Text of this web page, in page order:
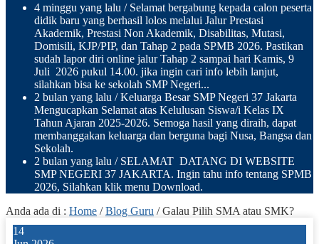
4 minggu yang lalu / Selamat bergabung kepada calon peserta
didik baru yang berhasil lolos melalui Jalur Prestasi
Akademik, Prestasi Non Akademik, Disabilitas, Mutasi,
Domisili, KJP/PIP, dan Tahap 2 pada SPMB 2026. Pastikan
sudah lapor diri online jalur Tahap 2 sampai hari Kamis, 9
Juli 2026 pukul 14.00. jika ingin cari info lebih lanjut,
silahkan bisa ke sekolah SMP Negeri...
2 bulan yang lalu / Keluarga Besar SMP Negeri 37 Jakarta
Mengucapkan Selamat atas Kelulusan Siswa/i Kelas IX
Tahun Ajaran 2025-2026. Semoga hasil yang diraih, dapat
membanggakan keluarga dan berguna bagi Nusa, Bangsa dan
Sekolah.
2 bulan yang lalu / SELAMAT DATANG DI WEBSITE
SMP NEGERI 37 JAKARTA. Ingin tahu info tentang SPMB
2026, Silahkan klik menu Download.
Anda ada di : Home /Blog Guru /Galau Pilih SMA atau SMK?
14